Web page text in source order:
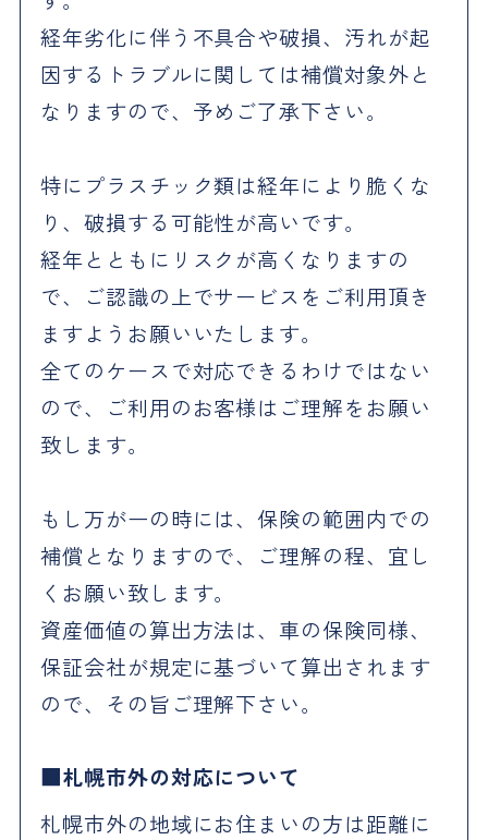
経年劣化に伴う不具合や破損、汚れが起
因するトラブルに関しては補償対象外と
なりますので、予めご了承下さい。
特にプラスチック類は経年により脆くな
り、破損する可能性が高いです。
経年とともにリスクが高くなりますの
で、ご認識の上でサービスをご利用頂き
ますようお願いいたします。
全てのケースで対応できるわけではない
ので、ご利用のお客様はご理解をお願い
致します。
もし万が一の時には、保険の範囲内での
補償となりますので、ご理解の程、宜し
くお願い致します。
資産価値の算出方法は、車の保険同様、
保証会社が規定に基づいて算出されます
ので、その旨ご理解下さい。
札幌市外の対応について
札幌市外の地域にお住まいの方は距離に